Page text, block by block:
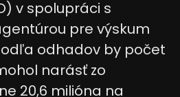
v spolupráci s
pre výskum
odhadov by počet
narásť zo
20,6 milióna na